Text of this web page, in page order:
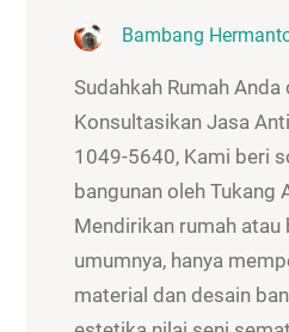
Bambang
Sudahkah Rumah Anda
Konsultasikan Jasa
1049-5640, Kami beri
bangunan oleh Tukang
Mendirikan rumah atau
umumnya, hanya
material dan desain